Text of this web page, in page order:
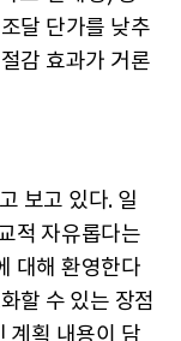
달 단가를 낮추
감 효과가 거론
보고 있다. 일
적 자유롭다는
대해 환영한다
할 수 있는 장점
계획 내용이 담